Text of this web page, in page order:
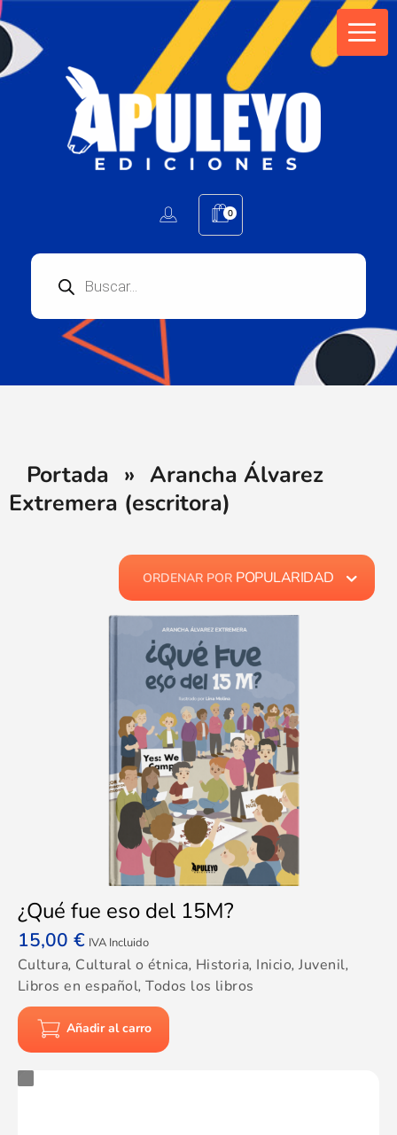
0
Portada » Arancha Álvarez
Extremera (escritora)
ORDENAR POR POPULARIDAD
¿Qué fue eso del 15M?
15,00 € IVA Incluido
Cultura, Cultural o étnica, Historia, Inicio,Juvenil,
Libros en español,Todos los libros
Añadir al carro